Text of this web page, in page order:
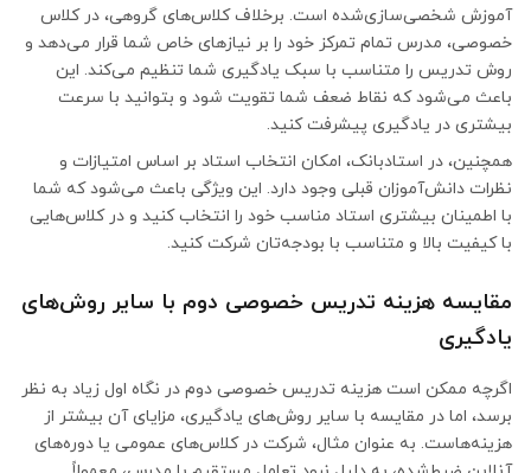
آموزش شخصی‌سازی‌شده است. برخلاف کلاس‌های گروهی، در کلاس
خصوصی، مدرس تمام تمرکز خود را بر نیازهای خاص شما قرار می‌دهد و
روش تدریس را متناسب با سبک یادگیری شما تنظیم می‌کند. این
باعث می‌شود که نقاط ضعف شما تقویت شود و بتوانید با سرعت
بیشتری در یادگیری پیشرفت کنید.
همچنین، در استادبانک، امکان انتخاب استاد بر اساس امتیازات و
نظرات دانش‌آموزان قبلی وجود دارد. این ویژگی باعث می‌شود که شما
با اطمینان بیشتری استاد مناسب خود را انتخاب کنید و در کلاس‌هایی
با کیفیت بالا و متناسب با بودجه‌تان شرکت کنید.
مقایسه هزینه تدریس خصوصی دوم با سایر روش‌های
یادگیری
اگرچه ممکن است هزینه تدریس خصوصی دوم در نگاه اول زیاد به نظر
برسد، اما در مقایسه با سایر روش‌های یادگیری، مزایای آن بیشتر از
هزینه‌هاست. به عنوان مثال، شرکت در کلاس‌های عمومی یا دوره‌های